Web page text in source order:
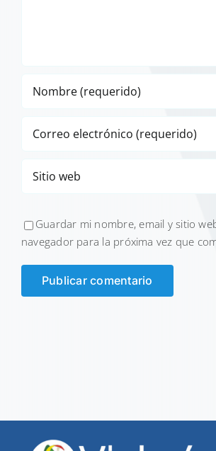
Guardar mi nombre, email y sitio
navegador para la próxima vez que